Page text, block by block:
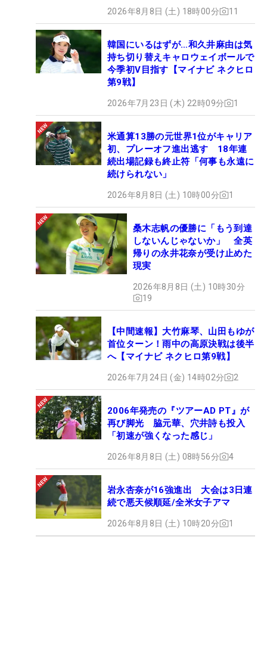
「昨年のネクストヒロインツアー第4戦で単独トッ
プに立ったときのショット。12番ホールで、うまく
打ててバーディ獲りました」
●最近で一番うれしかったことは？
戦出場目指して、8月の最終予選も頑張ります」
●ゴルフをやっていなかったら、どんな職業に就い
ていた？
「キャビンアテンダント！ 憧れです」
※ネクストヒロインゴルフツアーは将来ツアーで活
躍することを目指す、JLPGAプロテスト合格前の若
手女子ゴルファーが経験を積むための場として、19
年に始まった（共催：株式会社マイナビ、株式会社
ALBA、株式会社ALBA TV）。今シーズンは全15戦
2026年8月8日 (土) 18時00分 11
韓国にいるはずが…和久井麻由は気
持ち切り替えキャロウェイボールで
今季初V目指す【マイナビ ネクヒロ
第9戦】
2026年7月23日 (木) 22時09分 1
米通算13勝の元世界1位がキャリア
初、プレーオフ進出逃す 18年連
続出場記録も終止符「何事も永遠に
続けられない」
2026年8月8日 (土) 10時00分 1
桑木志帆の優勝に「もう到達
しないんじゃないか」 全英
帰りの永井花奈が受け止めた
現実
2026年8月8日 (土) 10時30分
19
【中間速報】大竹麻琴、山田もゆが
首位ターン！雨中の高原決戦は後半
へ【マイナビ ネクヒロ第9戦】
2026年7月24日 (金) 14時02分 2
2006年発売の『ツアーAD PT』が
再び脚光 脇元華、穴井詩も投入
「初速が強くなった感じ」
2026年8月8日 (土) 08時56分 4
岩永杏奈が16強進出 大会は3日連
続で悪天候順延/全米女子アマ
2026年8月8日 (土) 10時20分 1